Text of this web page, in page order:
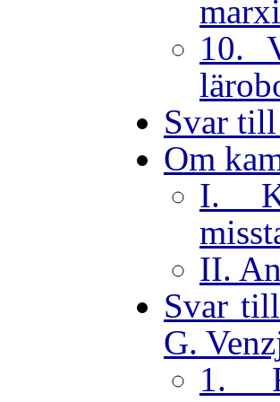
10.
Svar
Om
I.
II.
Svar
G.
1.